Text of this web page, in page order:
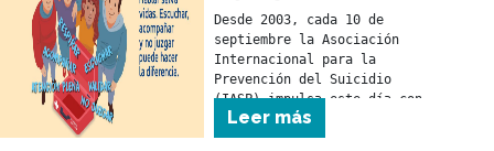
Desde 2003, cada 10 de
septiembre la Asociación
Internacional para la
Prevención del Suicidio
(IASP) impulsa este día con
el objetivo de promover
compromisos y acciones
Leer más